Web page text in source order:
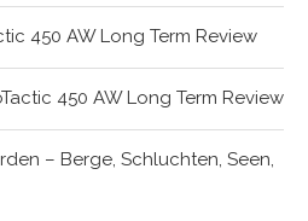
450 AW Long Term Review
450 AW Long Term Review
– Berge, Schluchten, Seen,